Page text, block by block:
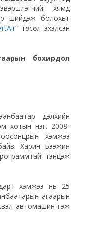
хямд
шийдэж болохыг
” төсөл эхэлсэн
бохирдол
дэлхийн
хотын нэг. 2008-
хэмжээ
Харин Бээжин
тэнцэж
хэмжээ нь 25
агаарын
автомашин гэж